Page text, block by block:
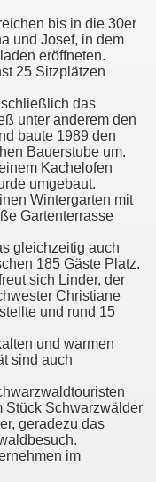
bis in die 30er
und Josef, in dem
eröffneten.
25 Sitzplätzen
das
unter anderem den
baute 1989 den
Bauerstube um.
Kachelofen
umgebaut.
Wintergarten mit
Gartenterrasse
gleichzeitig auch
185 Gäste Platz.
sich Linder, der
Christiane
und rund 15
und warmen
sind auch
Stück Schwarzwälder
geradezu das
im